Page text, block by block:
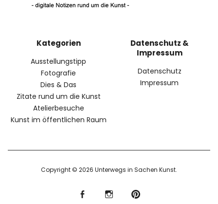
Kategorien
Ausstellungstipp
Fotografie
Dies & Das
Zitate rund um die Kunst
Atelierbesuche
Kunst im öffentlichen Raum
Datenschutz &
Impressum
Datenschutz
Impressum
Copyright © 2026 Unterwegs in Sachen Kunst